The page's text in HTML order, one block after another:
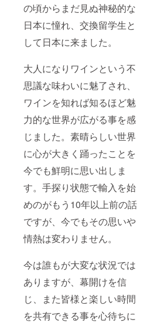
の頃からまだ見ぬ神秘的な
日本に憧れ、交換留学生と
して日本に来ました。
大人になりワインという不
思議な味わいに魅了され、
ワインを知れば知るほど魅
力的な世界が広がる事を感
じました。素晴らしい世界
に心が大きく踊ったことを
今でも鮮明に思い出しま
す。手探り状態で輸入を始
めのがもう10年以上前の話
ですが、今でもその思いや
情熱は変わりません。
今は誰もが大変な状況では
ありますが、幕開けを信
じ、また皆様と楽しい時間
を共有できる事を心待ちに